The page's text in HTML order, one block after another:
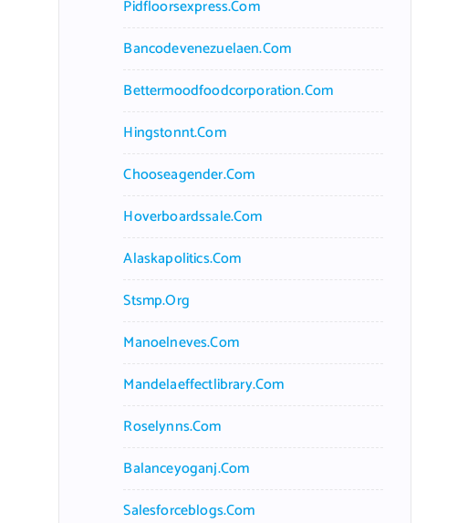
Pidfloorsexpress.com
Bancodevenezuelaen.com
Bettermoodfoodcorporation.com
Hingstonnt.com
Chooseagender.com
Hoverboardssale.com
Alaskapolitics.com
Stsmp.org
Manoelneves.com
Mandelaeffectlibrary.com
Roselynns.com
Balanceyoganj.com
Salesforceblogs.com